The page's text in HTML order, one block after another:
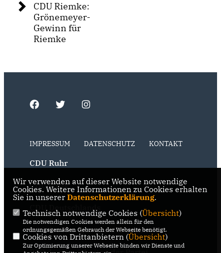
CDU Riemke:
Grönemeyer-
Gewinn für
Riemke
IMPRESSUM DATENSCHUTZ KONTAKT
CDU Ruhr
CDU NRW
CDU Deutschlands
RSS der Neuigkeiten der Fraktion
Wir verwenden auf dieser Website notwendige
Cookies. Weitere Informationen zu Cookies erhalten
Sie in unserer Datenschutzerklärung.
Technisch notwendige Cookies (Übersicht)
Die notwendigen Cookies werden allein für den
ordnungsgemäßen Gebrauch der Webseite benötigt.
Cookies von Drittanbietern (Übersicht)
Zur Optimierung unserer Webseite binden wir Dienste und